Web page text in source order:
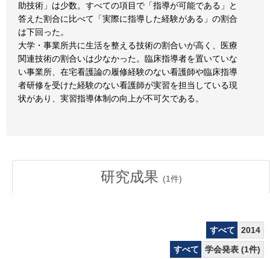
助技術」は少数。すべての項目で「指導が可能である」と
答えた割合に比べて「実際に指導した経験がある」の割合
は下回った。
大学・事業所共に生活を整える技術の割合いが高く、医療
関連技術の割合いは少なかった。臨床指導者を置いていな
い事業所、在宅看護論の履修経験のない看護師や臨床指導
者研修を受けた経験のない看護師が実習を担当している現
状があり、実習指導体制の向上が不可欠である。
研究成果 (1件)
すべて
2014
すべて
学会発表 (1件)